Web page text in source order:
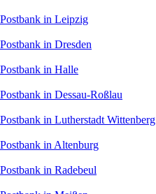
Postbank in Leipzig
Postbank in Dresden
Postbank in Halle
Postbank in Dessau-Roßlau
Postbank in Lutherstadt Wittenberg
Postbank in Altenburg
Postbank in Radebeul